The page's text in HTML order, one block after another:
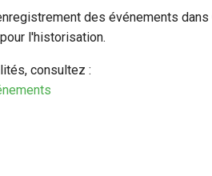
des événements
l'historisation.
consultez :